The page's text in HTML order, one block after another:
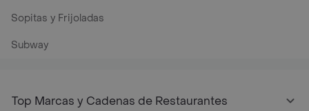
Sopitas y Frijoladas
Subway
Top Marcas y Cadenas de Restaurantes